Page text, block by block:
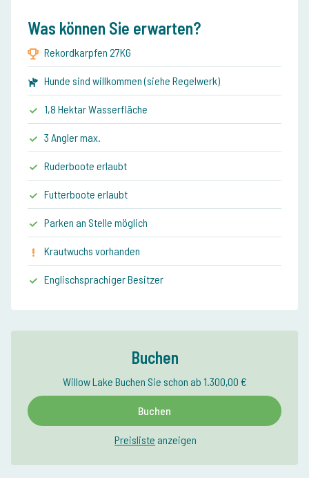
Was können Sie erwarten?
Rekordkarpfen 27KG
Hunde sind willkommen (siehe Regelwerk)
1,8 Hektar Wasserfläche
3 Angler max.
Ruderboote erlaubt
Futterboote erlaubt
Parken an Stelle möglich
Krautwuchs vorhanden
Englischsprachiger Besitzer
Buchen
Willow Lake Buchen Sie schon ab 1.300,00 €
Buchen
Preisliste anzeigen